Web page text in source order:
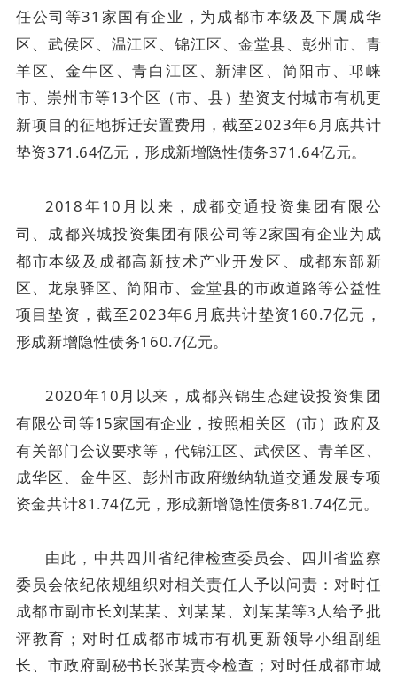
任公司等31 家国有企业，为成都市本级及下属成华
区、武侯区、温江区、锦江区、金堂县、彭州市、青
羊区、金牛区、青白江区、新津区、简阳市、邛崃
市、崇州市等13个区（市、县）垫资支付城市有机更
新项目的征地拆迁安置费用，截至2023年6 月底共计
垫资371.64亿元，形成新增隐性债务371.64亿元。
2018年10 月以来，成都交通投资集团有限公
司、成都兴城投资集团有限公司等2家国有企业为成
都市本级及成都高新技术产业开发区、成都东部新
区、龙泉驿区、简阳市、金堂县的市政道路等公益性
项目垫资，截至2023年6 月底共计垫资160.7亿元，
形成新增隐性债务160.7亿元。
2020年10 月以来，成都兴锦生态建设投资集团
有限公司等15家国有企业，按照相关区（市）政府及
有关部门会议要求等，代锦江区、武侯区、青羊区、
成华区、金牛区、彭州市政府缴纳轨道交通发展专项
资金共计81.74亿元，形成新增隐性债务81.74亿元。
由此，中共四川省纪律检查委员会、四川省监察
委员会依纪依规组织对相关责任人予以问责： 对时任
成都市副市长刘某某、刘某某、刘某某等3 人给予批
评教育；对时任成都市城市有机更新领导小组副组
长、市政府副秘书长张某责令检查；对时任成都市城